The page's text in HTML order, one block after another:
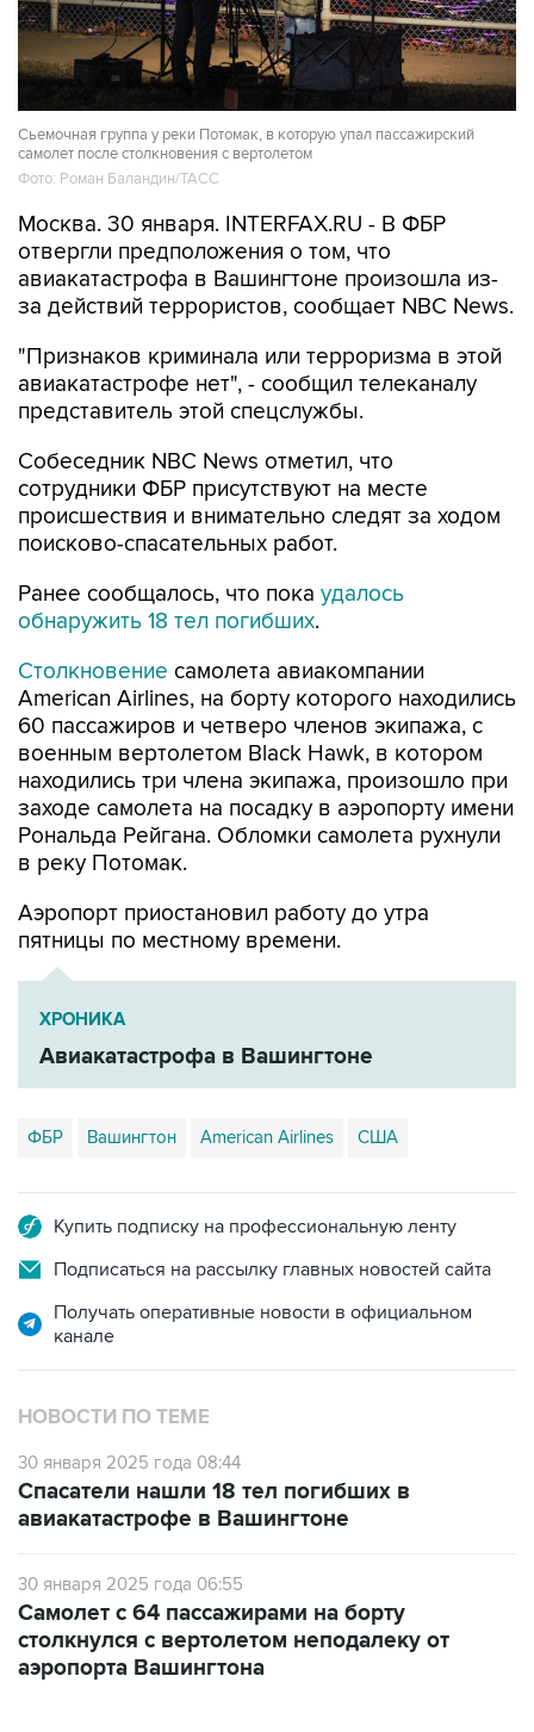
Сьемочная группа у реки Потомак, в которую упал пассажирский
самолет после столкновения с вертолетом
Фото: Роман Баландин/ТАСС
Москва. 30 января. INTERFAX.RU - В ФБР
отвергли предположения о том, что
авиакатастрофа в Вашингтоне произошла из-
за действий террористов, сообщает NBC News.
"Признаков криминала или терроризма в этой
авиакатастрофе нет", - сообщил телеканалу
представитель этой спецслужбы.
Собеседник NBC News отметил, что
сотрудники ФБР присутствуют на месте
происшествия и внимательно следят за ходом
поисково-спасательных работ.
Ранее сообщалось, что пока удалось
обнаружить 18 тел погибших.
Столкновение самолета авиакомпании
American Airlines, на борту которого находились
60 пассажиров и четверо членов экипажа, с
военным вертолетом Black Hawk, в котором
находились три члена экипажа, произошло при
заходе самолета на посадку в аэропорту имени
Рональда Рейгана. Обломки самолета рухнули
в реку Потомак.
Аэропорт приостановил работу до утра
пятницы по местному времени.
ХРОНИКА
Авиакатастрофа в Вашингтоне
ФБР Вашингтон American Airlines США
Купить подписку на профессиональную ленту
Подписаться на рассылку главных новостей сайта
Получать оперативные новости в официальном
канале
НОВОСТИ ПО ТЕМЕ
30 января 2025 года 08:44
Спасатели нашли 18 тел погибших в
авиакатастрофе в Вашингтоне
30 января 2025 года 06:55
Самолет с 64 пассажирами на борту
столкнулся с вертолетом неподалеку от
аэропорта Вашингтона